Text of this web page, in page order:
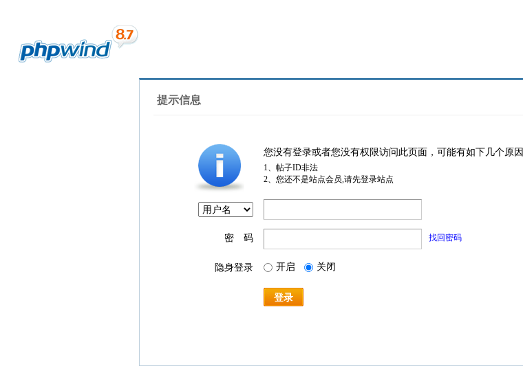
提示信息
您没有登录或者您没有权限访问此页面，可能有如下几个原因
1、帖子ID非法
2、您还不是站点会员,请先登录站点
密 码 找回密码
隐身登录 开启 关闭
登录